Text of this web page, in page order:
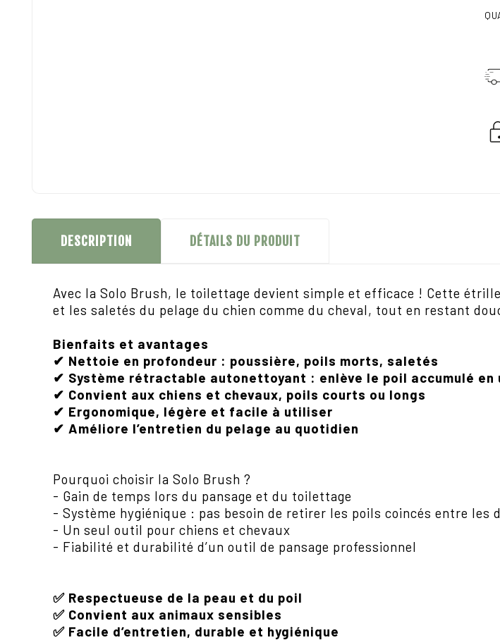
DESCRIPTION DÉTAILS DU PRODUIT
Avec la Solo Brush, le toilettage devient simple et efficace ! Cette é
et les saletés du pelage du chien comme du cheval, tout en restant
Bienfaits et avantages
✔ Nettoie en profondeur : poussière, poils morts, saletés
✔ Système rétractable autonettoyant : enlève le poil accumulé en
✔ Convient aux chiens et chevaux, poils courts ou longs
✔ Ergonomique, légère et facile à utiliser
✔ Améliore l’entretien du pelage au quotidien
Pourquoi choisir la Solo Brush ?
- Gain de temps lors du pansage et du toilettage
- Système hygiénique : pas besoin de retirer les poils coincés entre les
- Un seul outil pour chiens et chevaux
- Fiabilité et durabilité d’un outil de pansage professionnel
✅ Respectueuse de la peau et du poil
✅ Convient aux animaux sensibles
✅ Facile d’entretien, durable et hygiénique